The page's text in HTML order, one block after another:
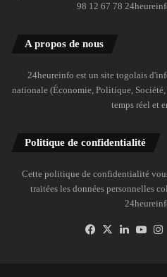
98 12 67 78
A propos de nous
24heureinfo est un site togolais
nationale (Économie, Politique,
temps réel et
Politique de confidentialité
Cette politique de confidentialité
traitées les données personnelles
Facebook
X